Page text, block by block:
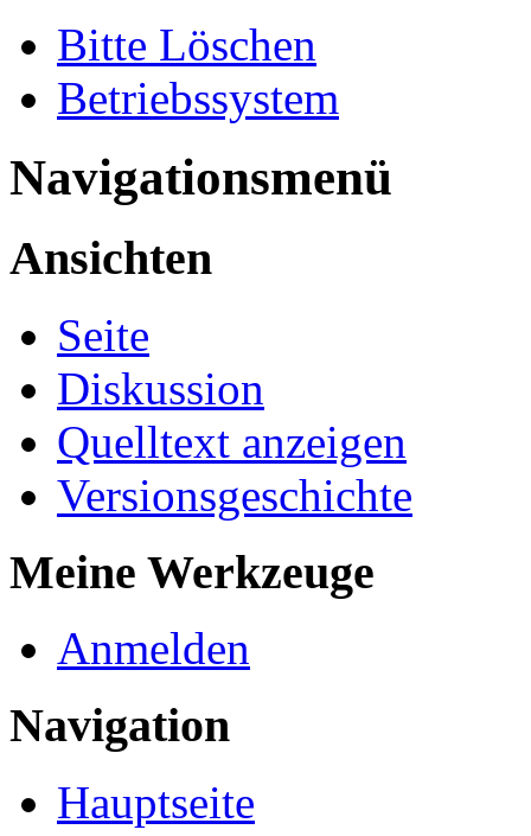
Bitte Löschen
Betriebssystem
Navigationsmenü
Ansichten
Seite
Diskussion
Quelltext anzeigen
Versionsgeschichte
Meine Werkzeuge
Anmelden
Navigation
Hauptseite